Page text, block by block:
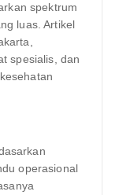
spektrum
luas. Artikel
spesialis, dan
operasional